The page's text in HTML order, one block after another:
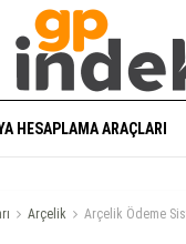
HESAPLAMA ARAÇLARI
Arçelik Arçelik Ödeme